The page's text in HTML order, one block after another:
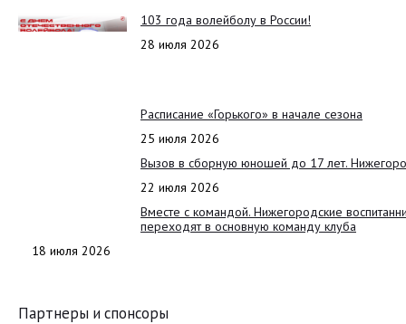
103 года волейболу в России!
28 июля 2026
Расписание «Горького» в начале сезона
25 июля 2026
Вызов в сборную юношей до 17 лет.
22 июля 2026
Вместе с командой. Нижегородские
переходят в основную команду клуба
18 июля 2026
Партнеры и спонсоры